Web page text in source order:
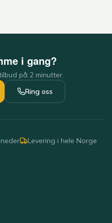
i gang?
på 2 minutter.
Ring oss
Levering i hele Norge